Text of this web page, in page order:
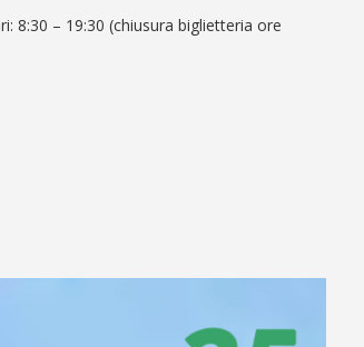
8:30 – 19:30 (chiusura biglietteria ore